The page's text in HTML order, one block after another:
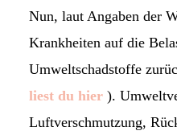
Nun, laut Angaben der
Krankheiten auf die
Umweltschadstoffe
liest du hier ).
Luftverschmutzung,